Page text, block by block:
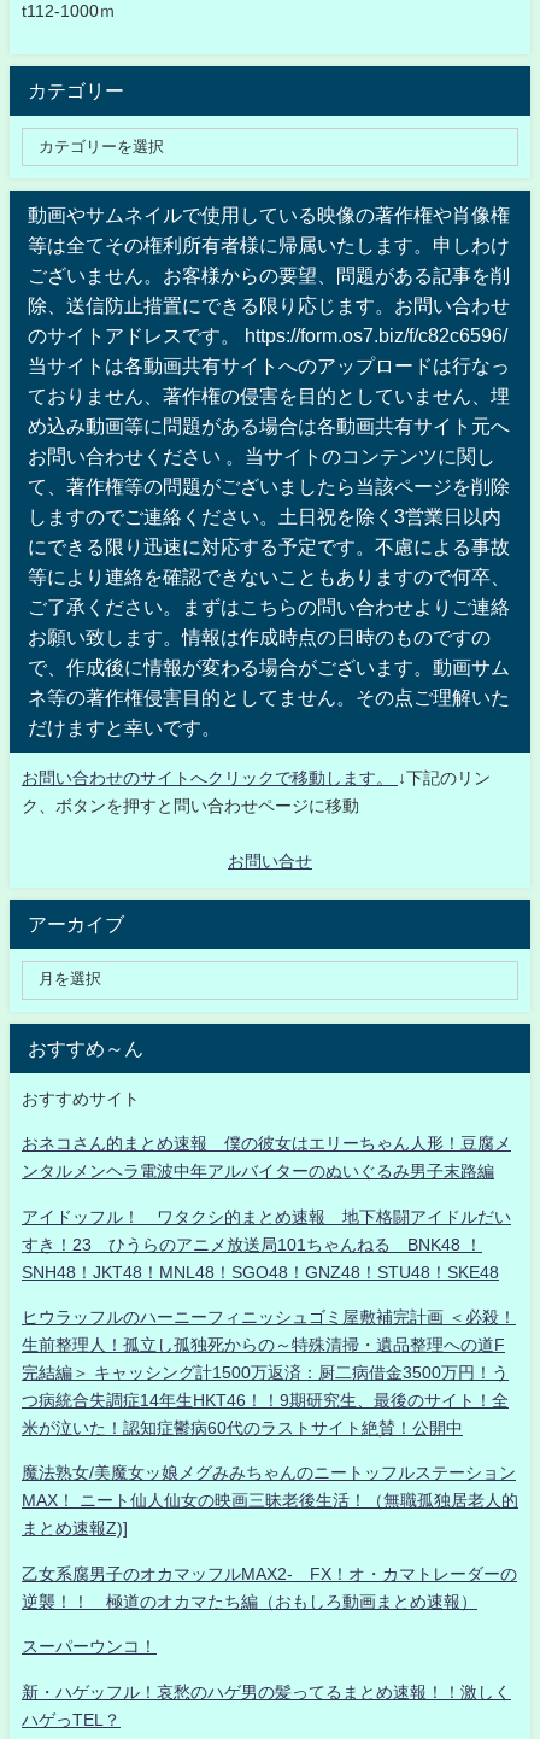
t112-1000ｍ
カテゴリー
動画やサムネイルで使用している映像の著作権や肖像権
等は全てその権利所有者様に帰属いたします。申しわけ
ございません。お客様からの要望、問題がある記事を削
除、送信防止措置にできる限り応じます。お問い合わせ
のサイトアドレスです。 https://form.os7.biz/f/c82c6596/
当サイトは各動画共有サイトへのアップロードは行なっ
ておりません、著作権の侵害を目的としていません、埋
め込み動画等に問題がある場合は各動画共有サイト元へ
お問い合わせください 。当サイトのコンテンツに関し
て、著作権等の問題がございましたら当該ページを削除
しますのでご連絡ください。土日祝を除く3営業日以内
にできる限り迅速に対応する予定です。不慮による事故
等により連絡を確認できないこともありますので何卒、
ご了承ください。まずはこちらの問い合わせよりご連絡
お願い致します。情報は作成時点の日時のものですの
で、作成後に情報が変わる場合がございます。動画サム
ネ等の著作権侵害目的としてません。その点ご理解いた
だけますと幸いです。
お問い合わせのサイトへクリックで移動します。
↓下記のリン
ク、ボタンを押すと問い合わせページに移動
お問い合せ
アーカイブ
おすすめ～ん
おすすめサイト
おネコさん的まとめ速報 僕の彼女はエリーちゃん人形！豆腐メ
ンタルメンヘラ電波中年アルバイターのぬいぐるみ男子末路編
アイドッフル！ ワタクシ的まとめ速報 地下格闘アイドルだい
すき！23 ひうらのアニメ放送局101ちゃんねる BNK48 ！
SNH48！JKT48！MNL48！SGO48！GNZ48！STU48！SKE48
ヒウラッフルのハーニーフィニッシュゴミ屋敷補完計画 ＜必殺！
生前整理人！孤立し孤独死からの～特殊清掃・遺品整理への道F
完結編＞ キャッシング計1500万返済：厨二病借金3500万円！う
つ病統合失調症14年生HKT46！！9期研究生、最後のサイト！全
米が泣いた！認知症鬱病60代のラストサイト絶賛！公開中
魔法熟女/美魔女ッ娘メグみみちゃんのニートッフルステーション
MAX！ ニート仙人仙女の映画三昧老後生活！（無職孤独居老人的
まとめ速報Z)]
乙女系腐男子のオカマッフルMAX2- FX！オ・カマトレーダーの
逆襲！！ 極道のオカマたち編（おもしろ動画まとめ速報）
スーパーウンコ！
新・ハゲッフル！哀愁のハゲ男の髪ってるまとめ速報！！激しく
ハゲっTEL？